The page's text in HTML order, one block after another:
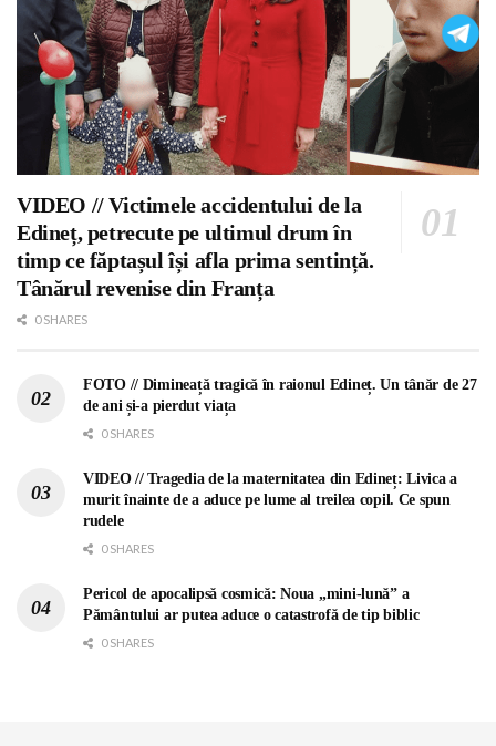
VIDEO // Victimele accidentului de la
Edineț, petrecute pe ultimul drum în
timp ce făptașul își afla prima sentință.
Tânărul revenise din Franța
0 SHARES
FOTO // Dimineață tragică în raionul Edineț. Un tânăr de 27
de ani și-a pierdut viața
0 SHARES
VIDEO // Tragedia de la maternitatea din Edineț: Livica a
murit înainte de a aduce pe lume al treilea copil. Ce spun
rudele
0 SHARES
Pericol de apocalipsă cosmică: Noua „mini-lună” a
Pământului ar putea aduce o catastrofă de tip biblic
0 SHARES